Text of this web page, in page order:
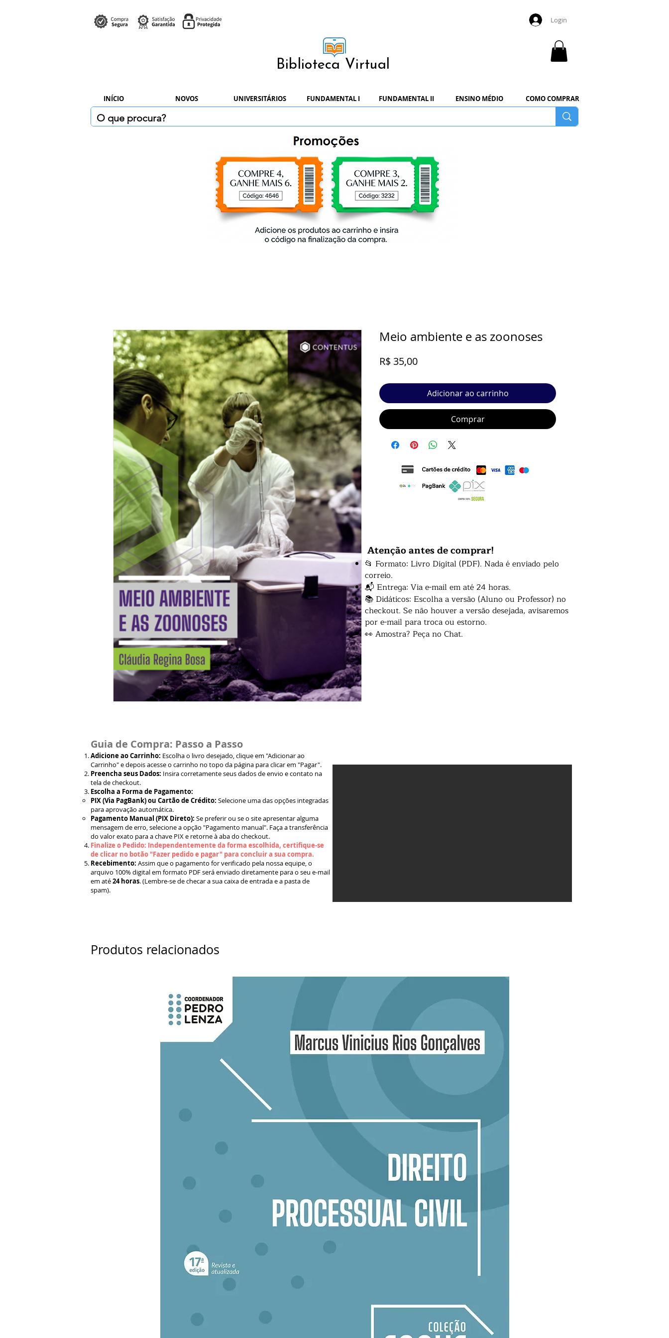
Login
Biblioteca Virtual
INÍCIO NOVOS UNIVERSITÁRIOS FUNDAMENTAL I FUNDAMENTAL II ENSINO MÉDIO COMO COMPRAR
Meio ambiente e as zoonoses
R$ 35,00Preço
Adicionar ao carrinho
Comprar
Atenção antes de comprar!
📂 Formato: Livro Digital (PDF). Nada é enviado pelo
correio.
📬 Entrega: Via e-mail em até 24 horas.
📚 Didáticos: Escolha a versão (Aluno ou Professor) no
checkout. Se não houver a versão desejada, avisaremos
por e-mail para troca ou estorno.
👀 Amostra? Peça no Chat.
Guia de Compra: Passo a Passo
Adicione ao Carrinho: Escolha o livro desejado, clique em "Adicionar ao
Carrinho" e depois acesse o carrinho no topo da página para clicar em "Pagar".
Preencha seus Dados: Insira corretamente seus dados de envio e contato na
tela de checkout.
Escolha a Forma de Pagamento:
PIX (Via PagBank) ou Cartão de Crédito: Selecione uma das opções integradas
para aprovação automática.
Pagamento Manual (PIX Direto): Se preferir ou se o site apresentar alguma
mensagem de erro, selecione a opção "Pagamento manual". Faça a transferência
do valor exato para a chave PIX e retorne à aba do checkout.
Finalize o Pedido: Independentemente da forma escolhida, certifique-se
de clicar no botão "Fazer pedido e pagar" para concluir a sua compra.
Recebimento: Assim que o pagamento for verificado pela nossa equipe, o
arquivo 100% digital em formato PDF será enviado diretamente para o seu e-mail
em até24 horas. (Lembre-se de checar a sua caixa de entrada e a pasta de
spam).
Produtos relacionados